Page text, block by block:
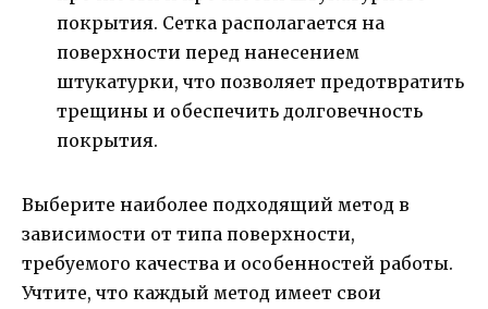
покрытия. Сетка располагается на
поверхности перед нанесением
штукатурки, что позволяет предотвратить
трещины и обеспечить долговечность
покрытия.
Выберите наиболее подходящий метод в
зависимости от типа поверхности,
требуемого качества и особенностей работы.
Учтите, что каждый метод имеет свои